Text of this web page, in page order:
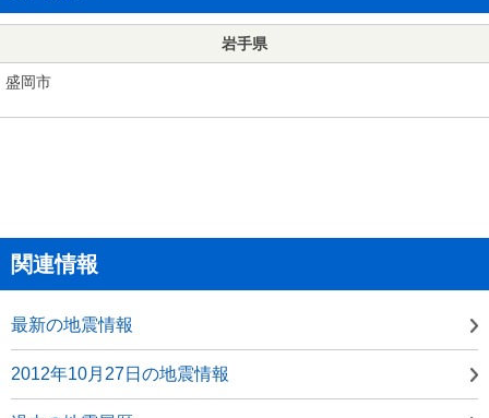
岩手県
盛岡市
関連情報
最新の地震情報
2012年10月27日の地震情報